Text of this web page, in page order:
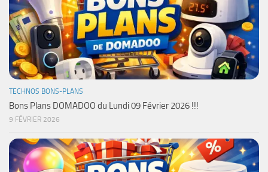
TECHNOS BONS-PLANS
Bons Plans DOMADOO du Lundi 09 Février 2026 !!!
9 FÉVRIER 2026